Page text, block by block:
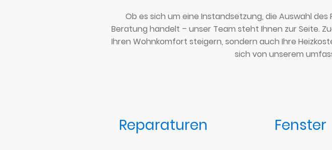
Ob es sich um eine Instandsetzung, die Auswahl
Beratung handelt – unser Team steht Ihnen zur Seite.
Ihren Wohnkomfort steigern, sondern auch Ihre
sich von unserem
Reparaturen Fenster